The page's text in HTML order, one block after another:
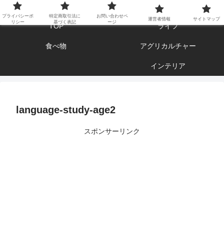
エンジョイ ブログライフ
TOP ライフ
食べ物 アグリカルチャー
インテリア
language-study-age2
スポンサーリンク
プライバシーポ
リシー
特定商取引法に
基づく表記
お問い合わせペ
ージ
運営者情報 サイトマップ